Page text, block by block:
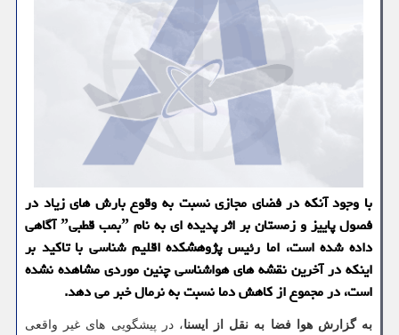
با وجود آنكه در فضای مجازی نسبت به وقوع بارش های زیاد در
فصول پاییز و زمستان بر اثر پدیده ای به نام ˮبمب قطبیˮ آگاهی
داده شده است، اما رئیس پژوهشكده اقلیم شناسی با تاكید بر
اینكه در آخرین نقشه های هواشناسی چنین موردی مشاهده نشده
است، در مجموع از كاهش دما نسبت به نرمال خبر می دهد.
به گزارش هوا فضا به نقل از ایسنا، در پیشگویی های غیر واقعی